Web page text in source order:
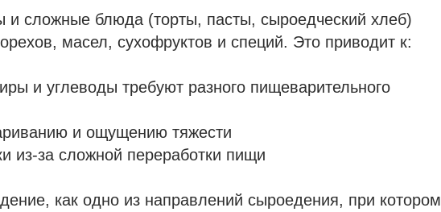
и сложные блюда (торты, пасты, сыроедческий хлеб)
масел, сухофруктов и специй. Это приводит к:
и углеводы требуют разного пищеварительного
и ощущению тяжести
из-за сложной переработки пищи
как одно из направлений сыроедения, при котором